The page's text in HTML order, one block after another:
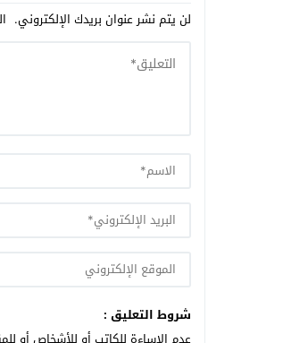
لن يتم نشر عنوان بريدك الإلكتروني.
شروط التعليق :